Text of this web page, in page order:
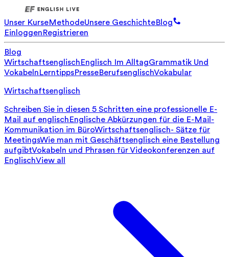
Unser KurseMethodeUnsere GeschichteBlog
EinloggenRegistrieren
Blog
WirtschaftsenglischEnglisch Im AlltagGrammatik Und
VokabelnLerntippsPresseBerufsenglischVokabular
Wirtschaftsenglisch
Schreiben Sie in diesen 5 Schritten eine professionelle E-
Mail auf englischEnglische Abkürzungen für die E-Mail-
Kommunikation im BüroWirtschaftsenglisch- Sätze für
MeetingsWie man mit Geschäftsenglisch eine Bestellung
aufgibtVokabeln und Phrasen für Videokonferenzen auf
EnglischView all